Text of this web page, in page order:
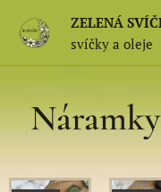
ZELENÁ
svíčky a oleje